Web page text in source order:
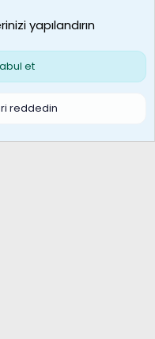
yapılandırın
et
reddedin